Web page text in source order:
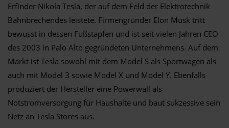
Erfinder Nikola Tesla, der auf dem Feld der Elektrotechnik
Bahnbrechendes leistete. Firmengründer Elon Musk tritt
bewusst in dessen Fußstapfen und ist seit vielen Jahren CEO
des 2003 in Palo Alto gegründeten Unternehmens. Auf dem
Markt ist Tesla sowohl mit dem Model S als Sportwagen als
auch mit Model 3 sowie Model X und Model Y. Ebenfalls
produziert der Hersteller eine Powerwall als
Notstromversorgung für Haushalte und baut sukzessive sein
Netz an Tesla Stores aus.